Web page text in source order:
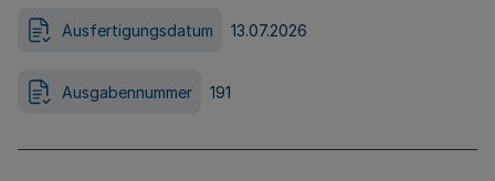
Ausfertigungsdatum 13.07.2026
Ausgabennummer 191